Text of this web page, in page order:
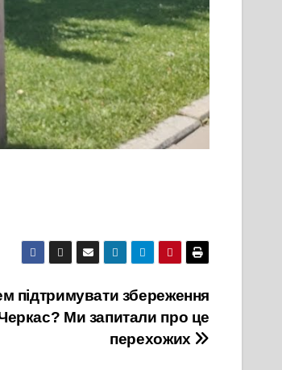
підтримувати збереження
Ми запитали про це
перехожих